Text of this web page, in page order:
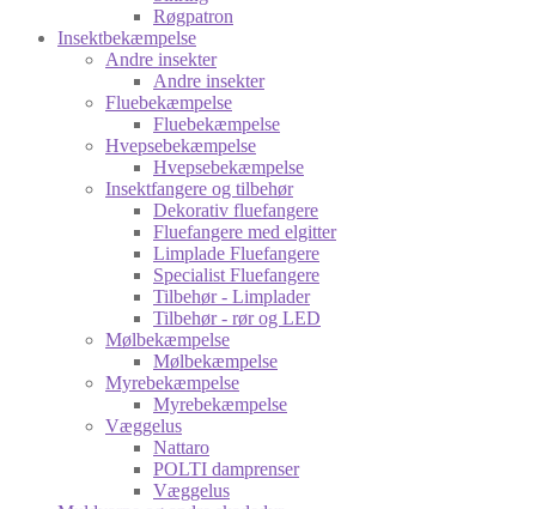
Røgpatron
Insektbekæmpelse
Andre insekter
Andre insekter
Fluebekæmpelse
Fluebekæmpelse
Hvepsebekæmpelse
Hvepsebekæmpelse
Insektfangere og tilbehør
Dekorativ fluefangere
Fluefangere med elgitter
Limplade Fluefangere
Specialist Fluefangere
Tilbehør - Limplader
Tilbehør - rør og LED
Mølbekæmpelse
Mølbekæmpelse
Myrebekæmpelse
Myrebekæmpelse
Væggelus
Nattaro
POLTI damprenser
Væggelus